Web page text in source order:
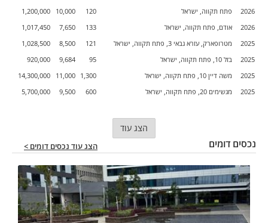
2026
פתח תקווה, ישראל 120
10,000
1,200,000
2026
אודם, פתח תקווה, ישראל 133
7,650
1,017,450
2025
מטרופארק, עזרא גבאי 3, פתח תקווה, ישראל 121
8,500
1,028,500
2025
בזל 10, פתח תקווה, ישראל 95
9,684
920,000
2025
משה דיין 10, פתח תקווה, ישראל 1,300
11,000
14,300,000
2025
מגשימים 20, פתח תקווה, ישראל 600
9,500
5,700,000
הצג עוד
נכסים דומים הצג עוד נכסים דומים >